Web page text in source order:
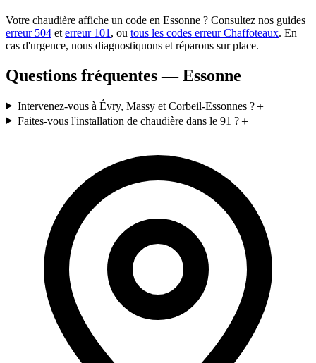
Votre chaudière affiche un code en Essonne ? Consultez nos guides
erreur 504 et erreur 101 , ou tous les codes erreur Chaffoteaux. En
cas d'urgence, nous diagnostiquons et réparons sur place.
Questions fréquentes — Essonne
Intervenez-vous à Évry, Massy et Corbeil-Essonnes ?＋
Faites-vous l'installation de chaudière dans le 91 ?＋